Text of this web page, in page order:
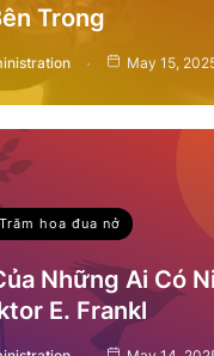
Trong
May 15,
Trăm hoa đua nở
Những Ai Có
E. Frankl